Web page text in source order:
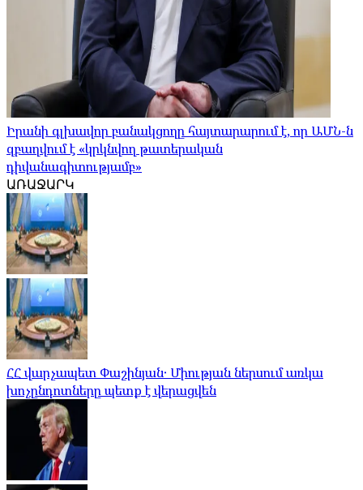
Իրանի գլխավոր բանակցողը հայտարարում է, որ ԱՄՆ-ն
զբաղվում է «կրկնվող թատերական
դիվանագիտությամբ»
ԱՌԱՋԱՐԿ
ՀՀ վարչապետ Փաշինյան․ Միության ներսում առկա
խոչընդոտները պետք է վերացվեն